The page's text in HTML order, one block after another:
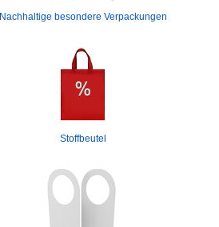
Nachhaltige besondere Verpackungen
Stoffbeutel